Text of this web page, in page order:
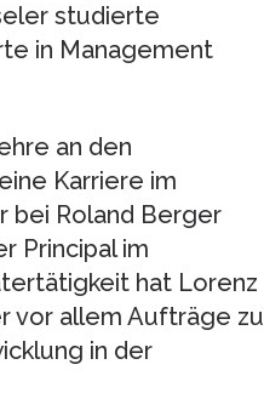
studierte
in Management
an den
Karriere im
bei Roland Berger
Principal im
hat Lorenz
vor allem Aufträge zu
in der